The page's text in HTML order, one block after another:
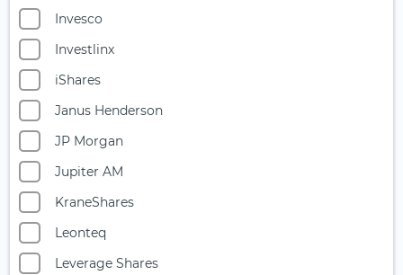
Invesco
Investlinx
iShares
Janus Henderson
JP Morgan
Jupiter AM
KraneShares
Leonteq
Leverage Shares